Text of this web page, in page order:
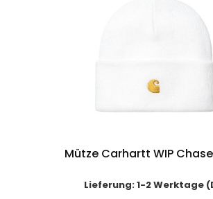
Mütze Carhartt WIP
Lieferung: 1-2 Werktage